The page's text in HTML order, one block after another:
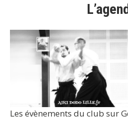
Les évènements du club sur